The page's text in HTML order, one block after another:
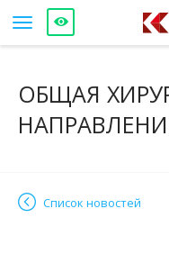
ОБЩАЯ
Список новостей